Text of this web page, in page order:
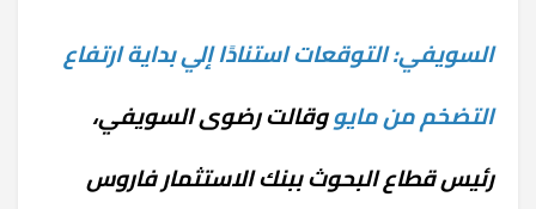
السويفي: التوقعات استنادًا إلي بداية ارتفاع
التضخم من مايووقالت رضوى السويفي،
رئيس قطاع البحوث ببنك الاستثمار فاروس